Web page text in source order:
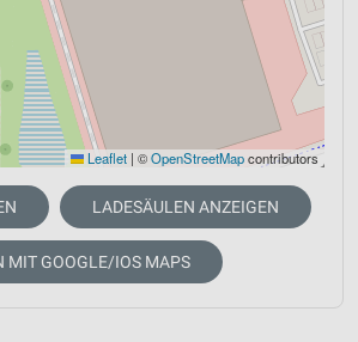
Leaflet | ©OpenStreetMapcontributors
LADESÄULEN ANZEIGEN
MIT GOOGLE/IOS MAPS